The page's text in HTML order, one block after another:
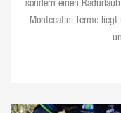
sondern einen
Montecatini Terme